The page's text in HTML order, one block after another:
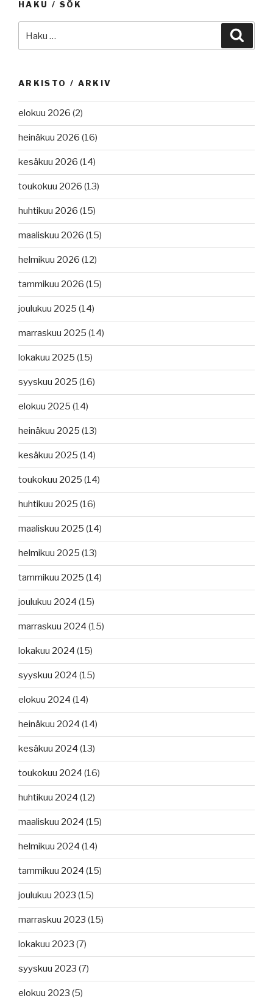
HAKU / SÖK
ARKISTO / ARKIV
elokuu 2026 (2)
heinäkuu 2026 (16)
kesäkuu 2026 (14)
toukokuu 2026 (13)
huhtikuu 2026 (15)
maaliskuu 2026 (15)
helmikuu 2026 (12)
tammikuu 2026 (15)
joulukuu 2025 (14)
marraskuu 2025 (14)
lokakuu 2025 (15)
syyskuu 2025 (16)
elokuu 2025 (14)
heinäkuu 2025 (13)
kesäkuu 2025 (14)
toukokuu 2025 (14)
huhtikuu 2025 (16)
maaliskuu 2025 (14)
helmikuu 2025 (13)
tammikuu 2025 (14)
joulukuu 2024 (15)
marraskuu 2024 (15)
lokakuu 2024 (15)
syyskuu 2024 (15)
elokuu 2024 (14)
heinäkuu 2024 (14)
kesäkuu 2024 (13)
toukokuu 2024 (16)
huhtikuu 2024 (12)
maaliskuu 2024 (15)
helmikuu 2024 (14)
tammikuu 2024 (15)
joulukuu 2023 (15)
marraskuu 2023 (15)
lokakuu 2023 (7)
syyskuu 2023 (7)
elokuu 2023 (5)